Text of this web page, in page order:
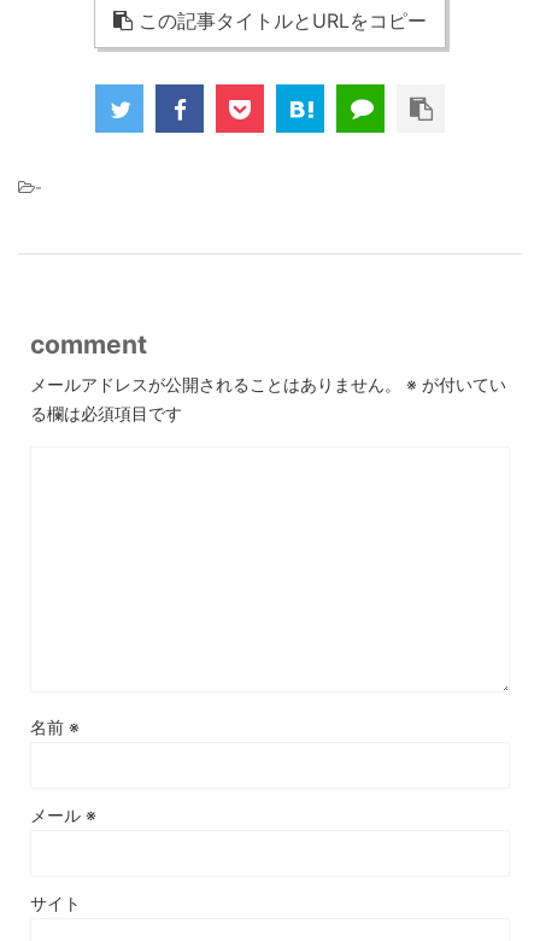
この記事タイトルとURLをコピー
-
comment
メールアドレスが公開されることはありません。 ※ が付いてい
る欄は必須項目です
名前 ※
メール ※
サイト